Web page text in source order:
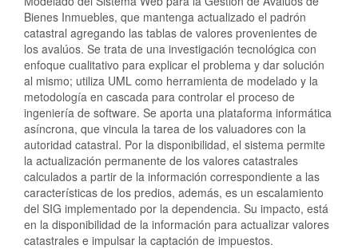
Bienes Inmuebles, que mantenga actualizado el padrón
catastral agregando las tablas de valores provenientes de
los avalúos. Se trata de una investigación tecnológica con
enfoque cualitativo para explicar el problema y dar solución
al mismo; utiliza UML como herramienta de modelado y la
metodología en cascada para controlar el proceso de
ingeniería de software. Se aporta una plataforma informática
asíncrona, que vincula la tarea de los valuadores con la
autoridad catastral. Por la disponibilidad, el sistema permite
la actualización permanente de los valores catastrales
calculados a partir de la información correspondiente a las
características de los predios, además, es un escalamiento
del SIG implementado por la dependencia. Su impacto, está
en la disponibilidad de la información para actualizar valores
catastrales e impulsar la captación de impuestos.